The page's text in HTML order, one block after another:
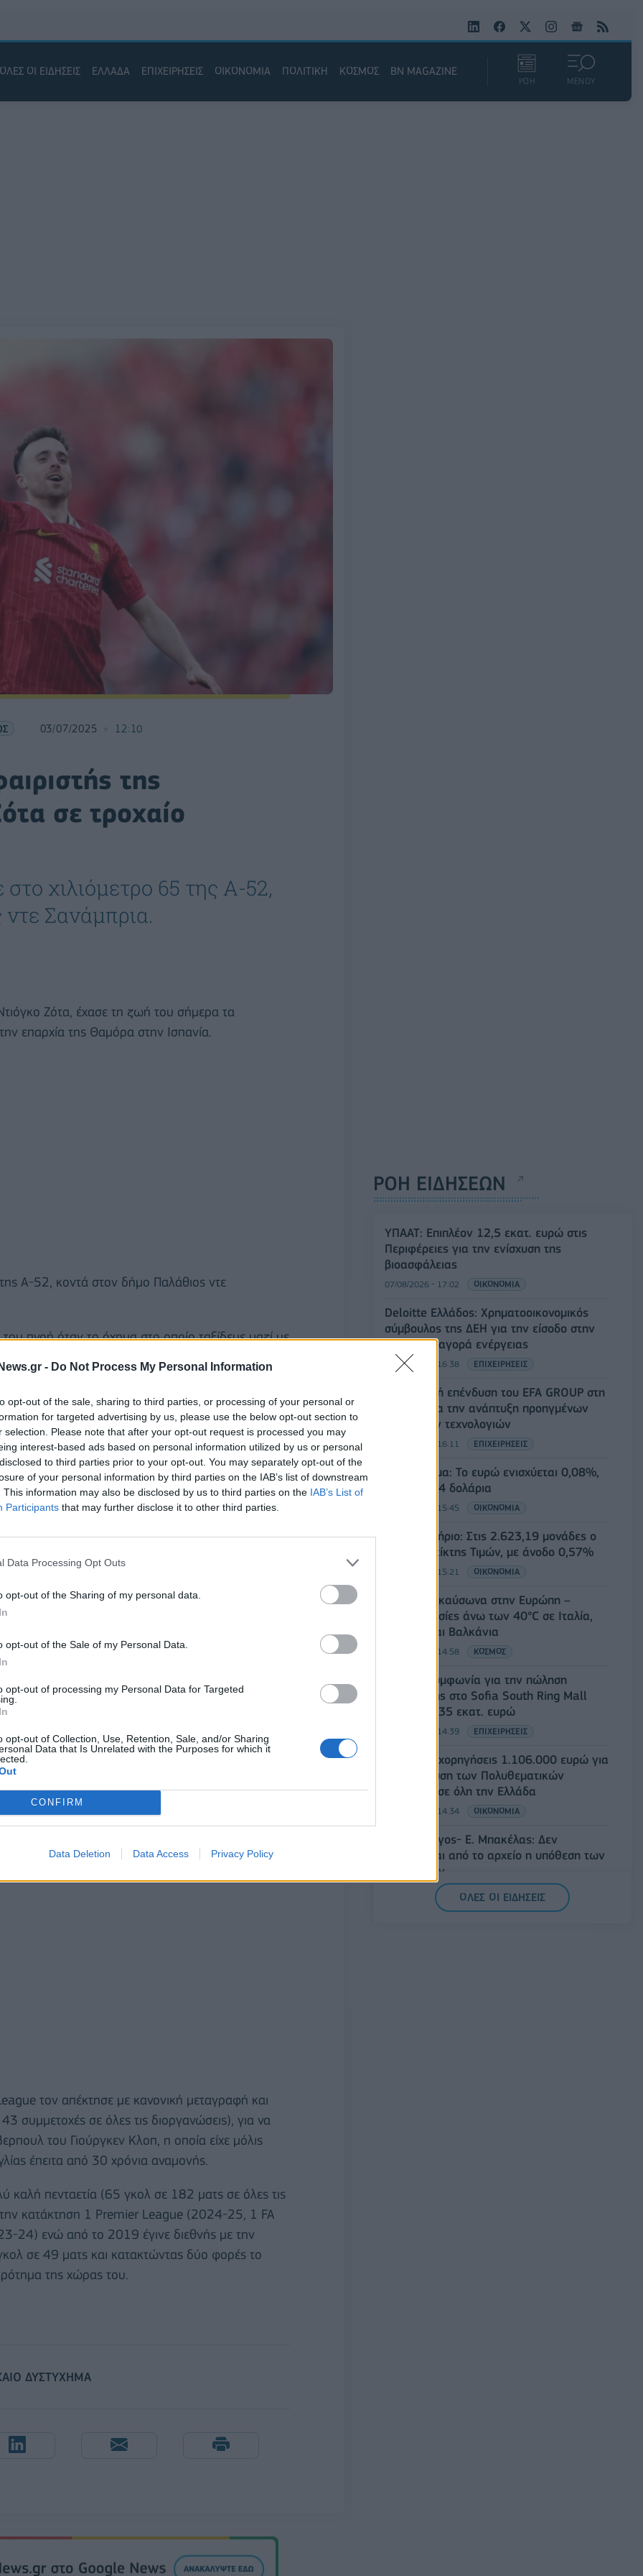
- Do Not Process My Personal Information
opt-out of the sale, sharing to third parties, or processing of your personal or
for targeted advertising by us, please use the below opt-out section to
selection. Please note that after your opt-out request is processed you may
interest-based ads based on personal information utilized by us or personal
to third parties prior to your opt-out. You may separately opt-out of the
of your personal information by third parties on the IAB’s list of downstream
This information may also be disclosed by us to third parties on the IAB’s List of
Participants that may further disclose it to other third parties.
Data Processing Opt Outs
opt-out of the Sharing of my personal data.
opt-out of the Sale of my Personal Data.
opt-out of processing my Personal Data for Targeted
opt-out of Collection, Use, Retention, Sale, and/or Sharing
Data that Is Unrelated with the Purposes for which it
CONFIRM
Data Deletion Data Access Privacy Policy
ΟΛΕΣ ΟΙ ΕΙΔΗΣΕΙΣ ΕΛΛΑΔΑ ΕΠΙΧΕΙΡΗΣΕΙΣ ΟΙΚΟΝΟΜΙΑ ΠΟΛΙΤΙΚΗ ΚΟΣΜΟΣ BN MAGAZINE
ΡΟΗ ΜΕΝΟΥ
03/07/2025 12:10
της
σε τροχαίο
χιλιόμετρο 65 της Α-52,
Σανάμπρια.
Ζότα, έχασε τη ζωή του σήμερα τα
επαρχία της Θαμόρα στην Ισπανία.
Α-52, κοντά στον δήμο Παλάθιος ντε
πνοή όταν το όχημα στο οποίο ταξίδευε μαζί με
ποδοσφαιριστή, ξέφυγε από την πορεία
το 112, το αυτοκίνητο τυλίχτηκε στις
1996 στο Πόρτο), ο οποίος είχε
22 Ιουνίου, είχε να επιδείξει μία αξιοσημείωτη
τόσο σε συλλογικό όσο και σε εθνικό επίπεδο.
πατρίδας του, Πάσος Φερέιρα (2014-2016) και
αγωνίστηκε σε κάποιο ματς με τους
πρώτα δανεικό στην Πόρτο και κατόπιν
τον απέκτησε με κανονική μεταγραφή και
συμμετοχές σε όλες τις διοργανώσεις), για να
του Γιούργκεν Κλοπ, η οποία είχε μόλις
έπειτα από 30 χρόνια αναμονής.
καλή πενταετία (65 γκολ σε 182 ματς σε όλες τις
την κατάκτηση 1 Premier League (2024-25, 1 FA
ενώ από το 2019 έγινε διεθνής με την
σε 49 ματς και κατακτώντας δύο φορές το
της χώρας του.
ΔΥΣΤΥΧΗΜΑ
ΡΟΗ ΕΙΔΗΣΕΩΝ
ΥΠΑΑΤ: Επιπλέον 12,5 εκατ. ευρώ στις
Περιφέρειες για την ενίσχυση της
βιοασφάλειας
07/08/2026 - 17:02 ΟΙΚΟΝΟΜΙΑ
Deloitte Ελλάδος: Χρηματοοικονομικός
σύμβουλος της ΔΕΗ για την είσοδο στην
πολωνική αγορά ενέργειας
07/08/2026 - 16:38 ΕΠΙΧΕΙΡΗΣΕΙΣ
Στρατηγική επένδυση του EFA GROUP στη
Fractal για την ανάπτυξη προηγμένων
αμυντικών τεχνολογιών
07/08/2026 - 16:11 ΕΠΙΧΕΙΡΗΣΕΙΣ
Συνάλλαγμα: Το ευρώ ενισχύεται 0,08%,
στα 1,1534 δολάρια
07/08/2026 - 15:45 ΟΙΚΟΝΟΜΙΑ
Χρηματιστήριο: Στις 2.623,19 μονάδες ο
Γενικός Δείκτης Τιμών, με άνοδο 0,57%
07/08/2026 - 15:21 ΟΙΚΟΝΟΜΙΑ
Νέο κύμα καύσωνα στην Ευρώπη –
Θερμοκρασίες άνω των 40°C σε Ιταλία,
Ισπανία και Βαλκάνια
07/08/2026 - 14:58 ΚΟΣΜΟΣ
Fourlis: Συμφωνία για την πώληση
συμμετοχής στο Sofia South Ring Mall
έναντι 49,35 εκατ. ευρώ
07/08/2026 - 14:39 ΕΠΙΧΕΙΡΗΣΕΙΣ
ΥΠΠΟ: Επιχορηγήσεις 1.106.000 ευρώ για
την ενίσχυση των Πολυθεματικών
Φεστιβάλ σε όλη την Ελλάδα
07/08/2026 - 14:34 ΟΙΚΟΝΟΜΙΑ
Άρειος Πάγος- Ε. Μπακέλας: Δεν
ανασύρεται από το αρχείο η υπόθεση των
υποκλοπών
07/08/2026 - 14:11
ΟΛΕΣ ΟΙ ΕΙΔΗΣΕΙΣ